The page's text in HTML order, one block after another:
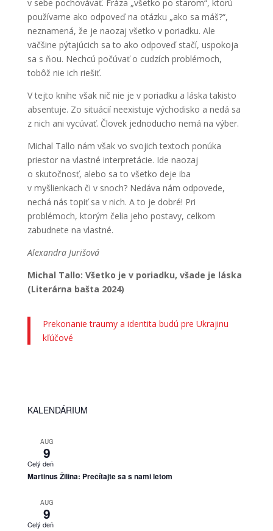
v sebe pochovávať. Fráza „všetko po starom“, ktorú
používame ako odpoveď na otázku „ako sa máš?“,
neznamená, že je naozaj všetko v poriadku. Ale
väčšine pýtajúcich sa to ako odpoveď stačí, uspokoja
sa s ňou. Nechcú počúvať o cudzích problémoch,
tobôž nie ich riešiť.
V tejto knihe však nič nie je v poriadku a láska takisto
absentuje. Zo situácií neexistuje východisko a nedá sa
z nich ani vycúvať. Človek jednoducho nemá na výber.
Michal Tallo nám však vo svojich textoch ponúka
priestor na vlastné interpretácie. Ide naozaj
o skutočnosť, alebo sa to všetko deje iba
v myšlienkach či v snoch? Nedáva nám odpovede,
nechá nás topiť sa v nich. A to je dobré! Pri
problémoch, ktorým čelia jeho postavy, celkom
zabudnete na vlastné.
Alexandra Jurišová
Michal Tallo: Všetko je v poriadku, všade je láska
(Literárna bašta 2024)
Prekonanie traumy a identita budú pre Ukrajinu
kľúčové
KALENDÁRIUM
AUG
9
Celý deň
Martinus Žilina: Prečítajte sa s nami letom
AUG
9
Celý deň